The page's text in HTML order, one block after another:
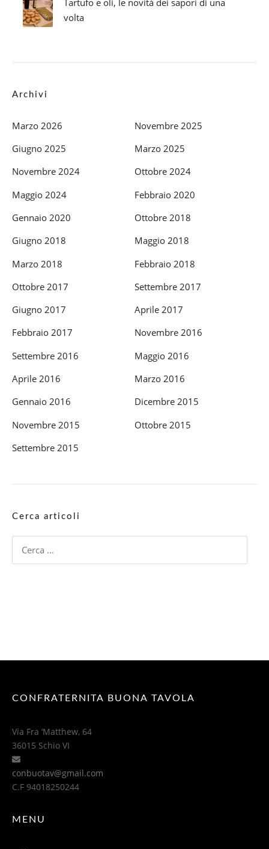
Tartufo e oli, le novità dei sapori di una
volta
Archivi
Marzo 2026
Novembre 2025
Giugno 2025
Marzo 2025
Novembre 2024
Ottobre 2024
Maggio 2024
Febbraio 2020
Gennaio 2020
Ottobre 2018
Giugno 2018
Maggio 2018
Marzo 2018
Febbraio 2018
Ottobre 2017
Settembre 2017
Giugno 2017
Aprile 2017
Febbraio 2017
Novembre 2016
Settembre 2016
Maggio 2016
Aprile 2016
Marzo 2016
Gennaio 2016
Dicembre 2015
Novembre 2015
Ottobre 2015
Settembre 2015
Cerca articoli
per:
CONFRATERNITA BUONA TAVOLA
Via Fra ‘Matthew, 64
36015 Schio VI
conbuotav@gmail.com
C.F 94018250244
MENU